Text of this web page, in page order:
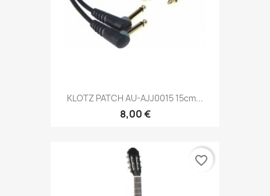
KLOTZ PATCH AU-AJJ0015 15cm...
8,00 €
favorite_border